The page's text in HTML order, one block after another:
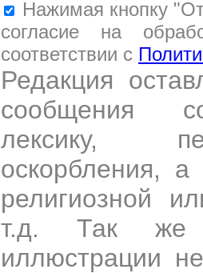
Нажимая кнопку
согласие на
соответствии с
Редакция
сообщения
лексику,
оскорбления,
религиозной
т.д. Так же
иллюстрации